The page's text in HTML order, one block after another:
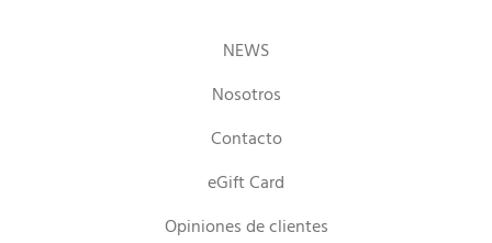
NEWS
Nosotros
Contacto
eGift Card
Opiniones de clientes